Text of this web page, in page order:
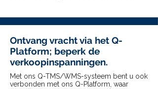
Ontvang vracht via het Q-
Platform; beperk de
verkoopinspanningen.
Met ons Q-TMS/WMS-systeem bent u ook
verbonden met ons Q-Platform, waar